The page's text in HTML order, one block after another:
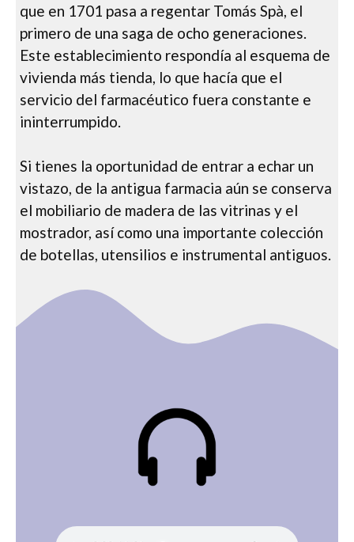
que en 1701 pasa a regentar Tomás Spà, el
primero de una saga de ocho generaciones.
Este establecimiento respondía al esquema de
vivienda más tienda, lo que hacía que el
servicio del farmacéutico fuera constante e
ininterrumpido.
Si tienes la oportunidad de entrar a echar un
vistazo, de la antigua farmacia aún se conserva
el mobiliario de madera de las vitrinas y el
mostrador, así como una importante colección
de botellas, utensilios e instrumental antiguos.